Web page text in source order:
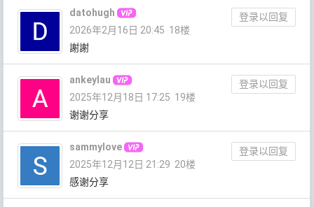
datohugh
登录以回复
2026年2月16日 20:45 18楼
謝謝
ankeylau
登录以回复
2025年12月18日 17:25 19楼
谢谢分享
sammylove
登录以回复
2025年12月12日 21:29 20楼
感谢分享